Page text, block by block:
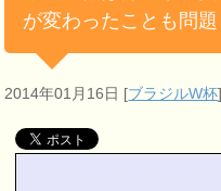
が変わったことも問
2014年01月16日 [ブラジルW杯]